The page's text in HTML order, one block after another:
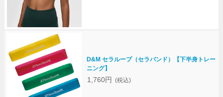
D&M セラループ（セラバンド）【下半身トレー
ニング】
1,760円 (税込)